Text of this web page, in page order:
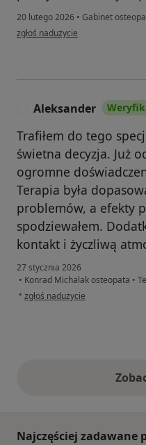
20 lutego 2026 • Gabinet
w opinii użytkownika Anna
zgłoś nadużycie
Aleksander
Trafiłem do tego
świetna decyzja. Już
ogromne
Terapia była
problemów, a efekty
spodziewałem.
kontakt i życzliwą
27 stycznia 2026
• Konrad Michalak osteopata •
• w opinii użytkownika Aleksander
zgłoś nadużycie
Najczęściej zadawane